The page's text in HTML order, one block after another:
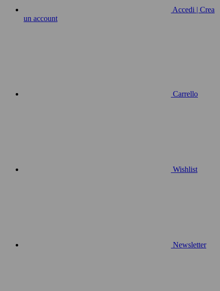
Accedi | Crea
un account
Carrello
Wishlist
Newsletter